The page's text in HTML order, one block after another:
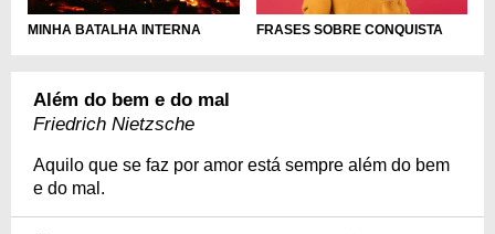
MINHA BATALHA INTERNA FRASES SOBRE CONQUISTA
Além do bem e do mal
Friedrich Nietzsche
Aquilo que se faz por amor está sempre além do bem
e do mal.